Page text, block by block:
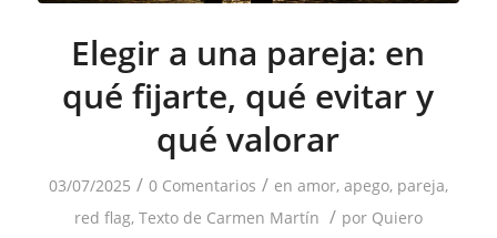
Elegir a una pareja: en
qué fijarte, qué evitar y
qué valorar
03/07/2025 / 0 Comentarios / en amor, apego, pareja,
red flag, Texto de Carmen Martín / por Quiero